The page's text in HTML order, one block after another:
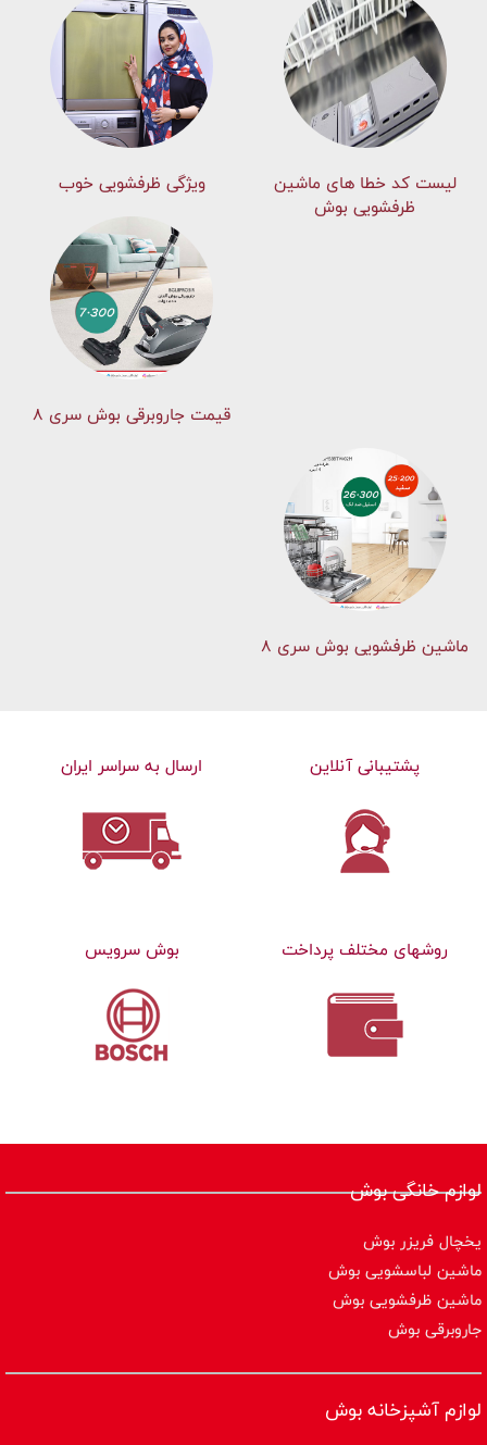
لیست کد خطا های ماشين
ظرفشویی بوش
ویژگی ظرفشویی خوب
قیمت جاروبرقی بوش سری ۸
ماشین ظرفشویی بوش سری 8
پشتیبانی آنلاین ارسال به سراسر ایران
روشهای مختلف پرداخت بوش سرویس
لوازم خانگی بوش
یخچال فریزر بوش
ماشین لباسشویی بوش
ماشین ظرفشویی بوش
جاروبرقی بوش
لوازم آشپزخانه بوش